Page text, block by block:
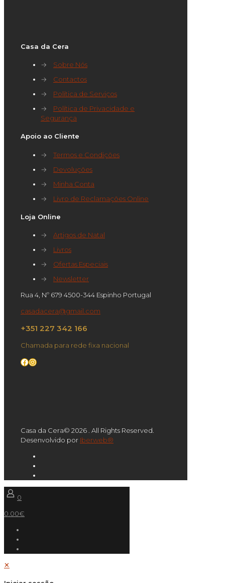
Casa da Cera
→
Sobre Nós
→
Contactos
→
Política de Serviços
→
Política de Privacidade e
Segurança
Apoio ao Cliente
→
Termos e Condições
→
Devoluções
→
Minha Conta
→
Livro de Reclamações Online
Loja Online
→
Artigos de Natal
→
Livros
→
Ofertas Especiais
→
Newsletter
Rua 4, Nº 679 4500-344 Espinho Portugal
casadacera@gmail.com
+351 227 342 166
Chamada para rede fixa nacional
Facebook
Instagram
Casa da Cera© 2026 . All Rights Reserved.
Desenvolvido por Iberweb®
0
0.00€
✕